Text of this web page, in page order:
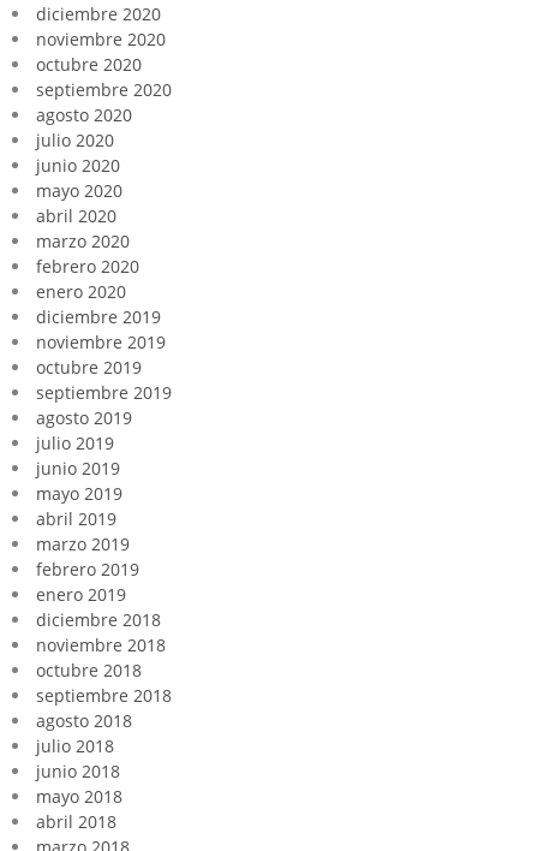
diciembre 2020
noviembre 2020
octubre 2020
septiembre 2020
agosto 2020
julio 2020
junio 2020
mayo 2020
abril 2020
marzo 2020
febrero 2020
enero 2020
diciembre 2019
noviembre 2019
octubre 2019
septiembre 2019
agosto 2019
julio 2019
junio 2019
mayo 2019
abril 2019
marzo 2019
febrero 2019
enero 2019
diciembre 2018
noviembre 2018
octubre 2018
septiembre 2018
agosto 2018
julio 2018
junio 2018
mayo 2018
abril 2018